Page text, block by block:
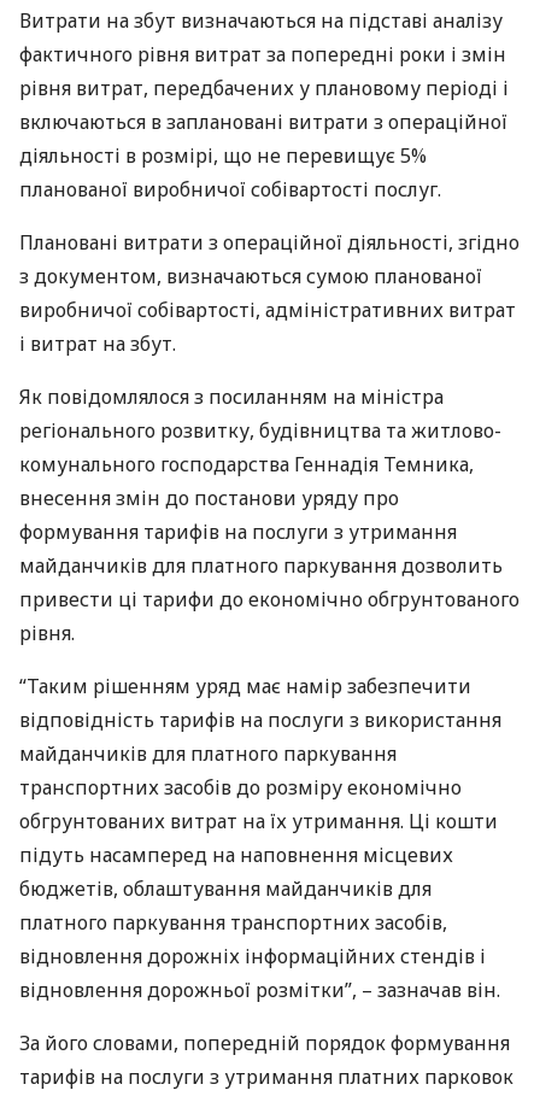
Витрати на збут визначаються на підставі аналізу
фактичного рівня витрат за попередні роки і змін
рівня витрат, передбачених у плановому періоді і
включаються в заплановані витрати з операційної
діяльності в розмірі, що не перевищує 5%
планованої виробничої собівартості послуг.
Плановані витрати з операційної діяльності, згідно
з документом, визначаються сумою планованої
виробничої собівартості, адміністративних витрат
і витрат на збут.
Як повідомлялося з посиланням на міністра
регіонального розвитку, будівництва та житлово-
комунального господарства Геннадія Темника,
внесення змін до постанови уряду про
формування тарифів на послуги з утримання
майданчиків для платного паркування дозволить
привести ці тарифи до економічно обгрунтованого
рівня.
“Таким рішенням уряд має намір забезпечити
відповідність тарифів на послуги з використання
майданчиків для платного паркування
транспортних засобів до розміру економічно
обгрунтованих витрат на їх утримання. Ці кошти
підуть насамперед на наповнення місцевих
бюджетів, облаштування майданчиків для
платного паркування транспортних засобів,
відновлення дорожніх інформаційних стендів і
відновлення дорожньої розмітки”, – зазначав він.
За його словами, попередній порядок формування
тарифів на послуги з утримання платних парковок